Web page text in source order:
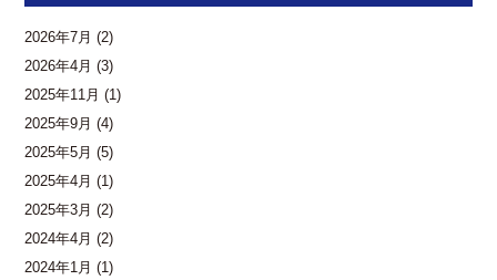
2026年7月 (2)
2026年4月 (3)
2025年11月 (1)
2025年9月 (4)
2025年5月 (5)
2025年4月 (1)
2025年3月 (2)
2024年4月 (2)
2024年1月 (1)